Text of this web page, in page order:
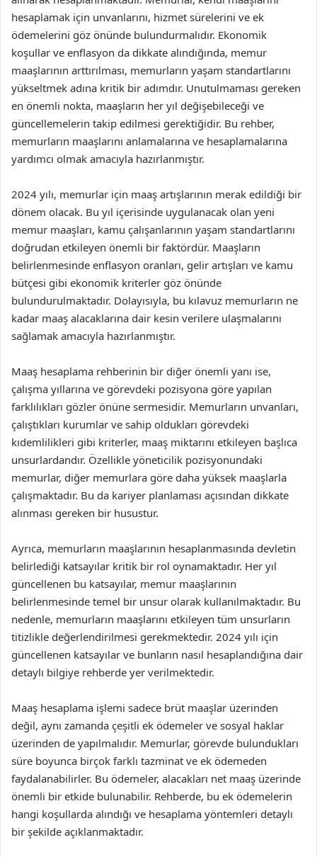
hesaplamak için unvanlarını, hizmet sürelerini ve ek
ödemelerini göz önünde bulundurmalıdır. Ekonomik
koşullar ve enflasyon da dikkate alındığında, memur
maaşlarının arttırılması, memurların yaşam standartlarını
yükseltmek adına kritik bir adımdır. Unutulmaması gereken
en önemli nokta, maaşların her yıl değişebileceği ve
güncellemelerin takip edilmesi gerektiğidir. Bu rehber,
memurların maaşlarını anlamalarına ve hesaplamalarına
yardımcı olmak amacıyla hazırlanmıştır.
2024 yılı, memurlar için maaş artışlarının merak edildiği bir
dönem olacak. Bu yıl içerisinde uygulanacak olan yeni
memur maaşları, kamu çalışanlarının yaşam standartlarını
doğrudan etkileyen önemli bir faktördür. Maaşların
belirlenmesinde enflasyon oranları, gelir artışları ve kamu
bütçesi gibi ekonomik kriterler göz önünde
bulundurulmaktadır. Dolayısıyla, bu kılavuz memurların ne
kadar maaş alacaklarına dair kesin verilere ulaşmalarını
sağlamak amacıyla hazırlanmıştır.
Maaş hesaplama rehberinin bir diğer önemli yanı ise,
çalışma yıllarına ve görevdeki pozisyona göre yapılan
farklılıkları gözler önüne sermesidir. Memurların unvanları,
çalıştıkları kurumlar ve sahip oldukları görevdeki
kıdemlilikleri gibi kriterler, maaş miktarını etkileyen başlıca
unsurlardandır. Özellikle yöneticilik pozisyonundaki
memurlar, diğer memurlara göre daha yüksek maaşlarla
çalışmaktadır. Bu da kariyer planlaması açısından dikkate
alınması gereken bir husustur.
Ayrıca, memurların maaşlarının hesaplanmasında devletin
belirlediği katsayılar kritik bir rol oynamaktadır. Her yıl
güncellenen bu katsayılar, memur maaşlarının
belirlenmesinde temel bir unsur olarak kullanılmaktadır. Bu
nedenle, memurların maaşlarını etkileyen tüm unsurların
titizlikle değerlendirilmesi gerekmektedir. 2024 yılı için
güncellenen katsayılar ve bunların nasıl hesaplandığına dair
detaylı bilgiye rehberde yer verilmektedir.
Maaş hesaplama işlemi sadece brüt maaşlar üzerinden
değil, aynı zamanda çeşitli ek ödemeler ve sosyal haklar
üzerinden de yapılmalıdır. Memurlar, görevde bulundukları
süre boyunca birçok farklı tazminat ve ek ödemeden
faydalanabilirler. Bu ödemeler, alacakları net maaş üzerinde
önemli bir etkide bulunabilir. Rehberde, bu ek ödemelerin
hangi koşullarda alındığı ve hesaplama yöntemleri detaylı
bir şekilde açıklanmaktadır.